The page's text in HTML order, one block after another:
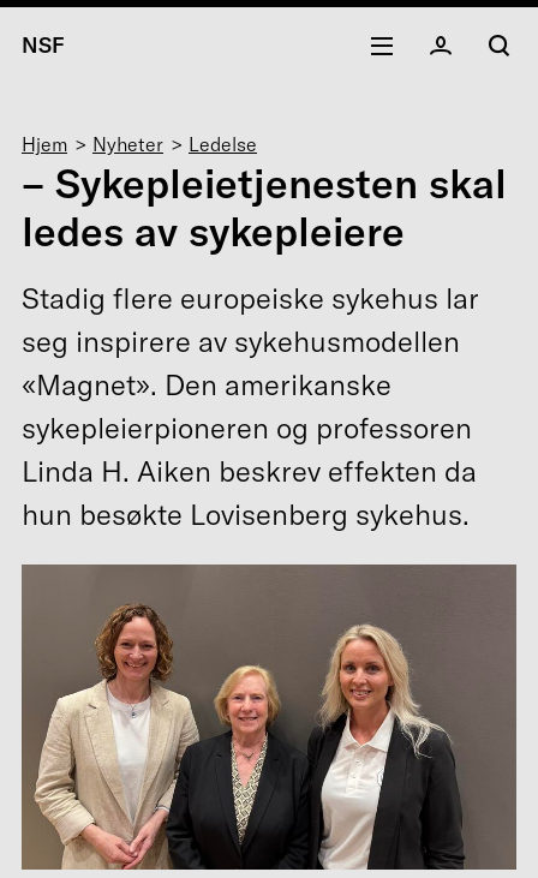
NSF
Navigasjonssti
Hjem Nyheter Ledelse
– Sykepleietjenesten skal
ledes av sykepleiere
Stadig flere europeiske sykehus lar
seg inspirere av sykehusmodellen
«Magnet». Den amerikanske
sykepleierpioneren og professoren
Linda H. Aiken beskrev effekten da
hun besøkte Lovisenberg sykehus.